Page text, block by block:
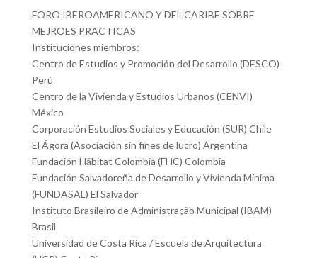
FORO IBEROAMERICANO Y DEL CARIBE SOBRE
MEJROES PRACTICAS
Instituciones miembros:
Centro de Estudios y Promoción del Desarrollo (DESCO)
Perú
Centro de la Vivienda y Estudios Urbanos (CENVI)
México
Corporación Estudios Sociales y Educación (SUR) Chile
El Ágora (Asociación sin fines de lucro) Argentina
Fundación Hábitat Colombia (FHC) Colombia
Fundación Salvadoreña de Desarrollo y Vivienda Mínima
(FUNDASAL) El Salvador
Instituto Brasileiro de Administração Municipal (IBAM)
Brasil
Universidad de Costa Rica / Escuela de Arquitectura